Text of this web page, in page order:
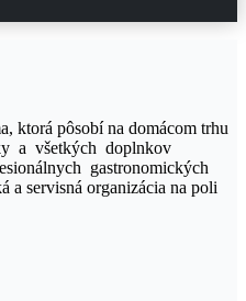
ktorá pôsobí na domácom trhu
a všetkých doplnkov
gastronomických
a servisná organizácia na poli